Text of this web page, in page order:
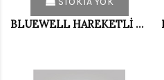
BLUEWELL HAREKETLİ WALKER (DEMİR) AG001_DM